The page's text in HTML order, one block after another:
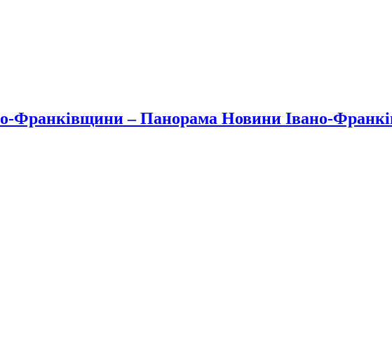
Франківщини – Панорама Новини Івано-